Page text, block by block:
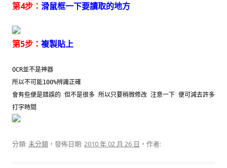
第4步： 滑鼠框一下要讀取的地方
第5步： 複製貼上
OCR並不是神器
所以不可能100%辨識正確
會有些便是錯誤的 但不是很多 所以只要稍微修改 注意一下 便可減去許多
打字時間
分類: 未分類 ，發佈日期: 2010 年 02 月 26 日 ，作者: